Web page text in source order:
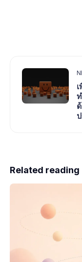
Related reading